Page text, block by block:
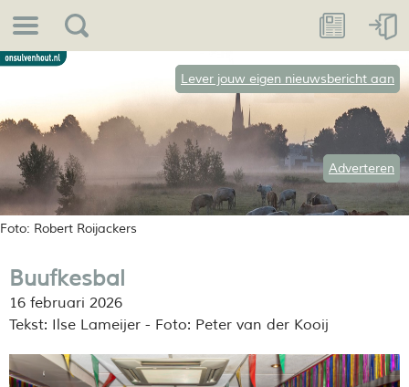
Foto: Robert Roijackers
Lever jouw eigen nieuwsbericht aan
Adverteren
Buufkesbal
16 februari 2026
Tekst: Ilse Lameijer - Foto: Peter van der Kooij